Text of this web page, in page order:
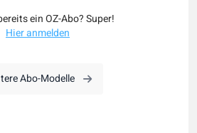
ein OZ-Abo? Super!
Hier anmelden
Abo-Modelle